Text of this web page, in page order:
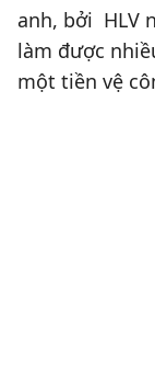
anh, bởi HLV
làm được
một tiền vệ